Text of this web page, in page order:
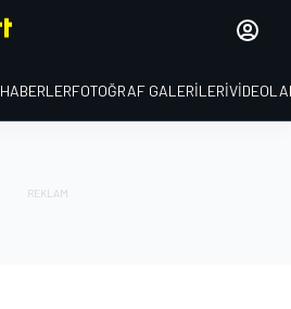
HABERLERFOTOĞRAF GALERILERI